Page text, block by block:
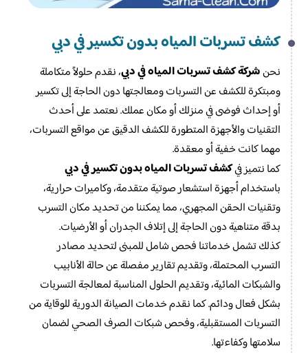
كشف تسربات المياه بدون تكسير في دبي
نحنشركة كشف تسربات المياه في دبي، نقدم حلولاً متكاملة
ومبتكرة للكشف عن التسربات ومعالجتها دون الحاجة إلى تكسير
أو إحداث فوضى في منزلك أو مكان عملك. نعتمد على أحدث
التقنيات والأجهزة المتطورة للكشف الدقيق عن مواقع التسربات،
مهما كانت خفية أو معقدة.
كما نتميز فيكشف تسربات المياه بدون تكسير في دبي
باستخدام أجهزة استشعار صوتية متقدمة، وكاميرات حرارية،
وتقنيات الحقن المجهري، مما يمكننا من تحديد مكان التسرب
بدقة متناهية دون الحاجة إلى إتلاف الجدران أو الأرضيات.
كذلك تشمل خدماتنا فحص شامل للمبنى لتحديد مصادر
التسرب المحتملة، وتقديم تقارير مفصلة عن حالة الأنابيب
والشبكات المائية، وتقديم الحلول المناسبة لمعالجة التسربات
بشكل فعال ودائم. كما نقدم خدمات الصيانة الدورية للوقاية من
التسربات المستقبلية، وفحص شبكات الصرف الصحي لضمان
سلامتها وكفاءتها.